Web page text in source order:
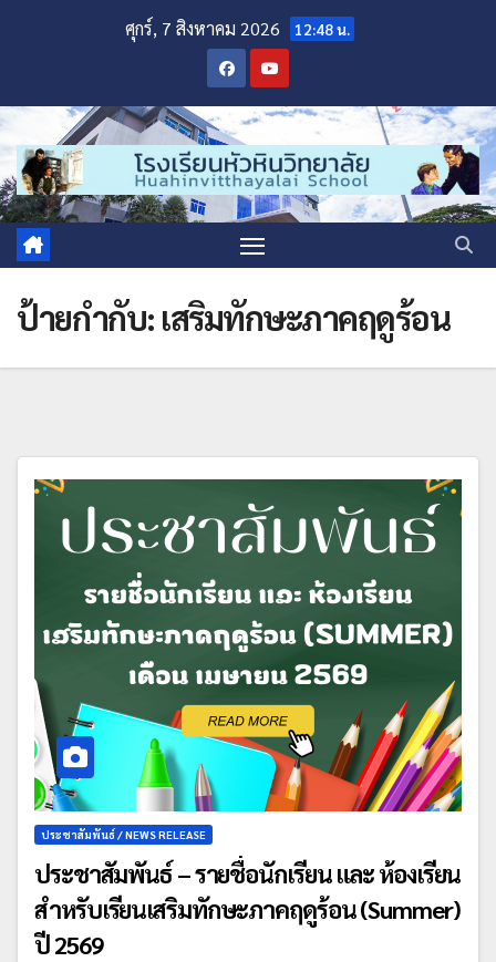
ศุกร์, 7 สิงหาคม 2026 12:48 น.
ป้ายกำกับ: เสริมทักษะภาคฤดูร้อน
ประชาสัมพันธ์ / NEWS RELEASE
ประชาสัมพันธ์ – รายชื่อนักเรียน และ ห้องเรียน
สำหรับเรียนเสริมทักษะภาคฤดูร้อน (Summer)
ปี 2569